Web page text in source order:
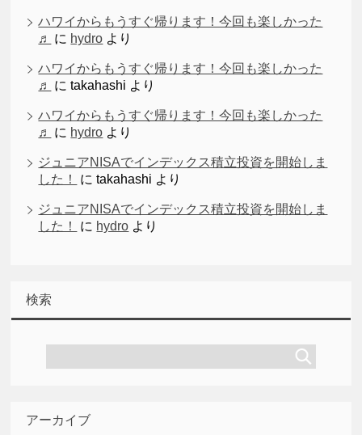
ハワイからもうすぐ帰ります！今回も楽しかった
♬
に hydro より
ハワイからもうすぐ帰ります！今回も楽しかった
♬
にtakahashi より
ハワイからもうすぐ帰ります！今回も楽しかった
♬
に hydro より
ジュニアNISAでインデックス積立投資を開始しま
した！
にtakahashi より
ジュニアNISAでインデックス積立投資を開始しま
した！
に hydro より
検索
アーカイブ